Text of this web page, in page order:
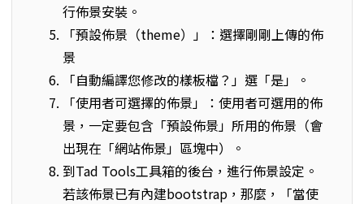
行佈景安裝。
「預設佈景（theme）」：選擇剛剛上傳的佈
景
「自動編譯您修改的樣板檔？」選「是」。
「使用者可選擇的佈景」：使用者可選用的佈
景，一定要包含「預設佈景」所用的佈景（會
出現在「網站佈景」區塊中）。
到Tad Tools工具箱的後台，進行佈景設定。
若該佈景已有內建bootstrap，那麼，「當使